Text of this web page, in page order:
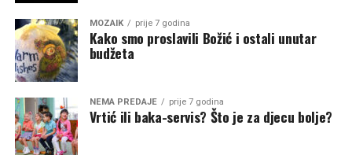
MOZAIK prije 7 godina
Kako smo proslavili Božić i ostali unutar
budžeta
NEMA PREDAJE prije 7 godina
Vrtić ili baka-servis? Što je za djecu bolje?